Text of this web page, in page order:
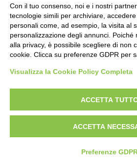
RISULTATI
POLIGONI
Direttive
Bozza Regolamento
che nel 2020 passerà da
Inoltre è stato deciso di
Campionati del Mondo: nello
Mondiali junior si svolgeranno
quelli senior ogni anno (escluso
UITS UNIONE ITALIANA
P.IVA
Con il tuo consenso, noi e i nostri
tecnologie simili per archiviare,
personali come, ad esempio, la visita al
personalizzazione degli annunci. Poiché
alla privacy, è possibile scegliere di non
cookie. Clicca su preferenze GDPR per
Visualizza la Cookie Policy Completa
ACCETTA
ACCETTA
Preferenze